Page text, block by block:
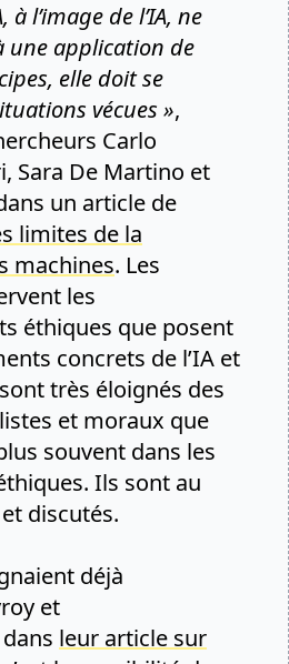
à l’image de l’IA, ne
une application de
elle doit se
vécues »,
Carlo
Sara De Martino et
un article de
limites de la
machines. Les
les
éthiques que posent
concrets de l’IA et
très éloignés des
et moraux que
souvent dans les
Ils sont au
discutés.
déjà
et
leur article sur